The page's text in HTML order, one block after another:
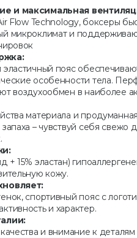
и максимальная
Flow Technology, боксеры
микроклимат и
пояс
особенности тела.
воздухообмен в наиболее
материала и
– чувствуй себя свежо
+ 15% эластан)
кожу.
спортивный пояс с
и характер.
и внимание к